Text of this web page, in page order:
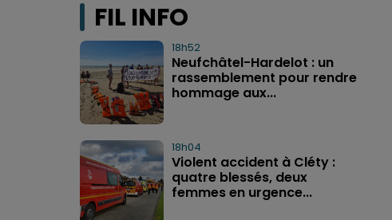
FIL INFO
18h52
Neufchâtel-Hardelot : un
rassemblement pour rendre
hommage aux...
18h04
Violent accident à Cléty :
quatre blessés, deux
femmes en urgence...